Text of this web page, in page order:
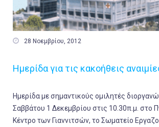
 28 Νοεμβρίου, 2012
Ημερίδα για τις κακοήθεις
Ημερίδα με σημαντικούς ομιλητές
Σαββάτου 1 Δεκεμβρίου στις 10.30π.μ. στο
Κέντρο των Γιαννιτσών, το Σωματείο